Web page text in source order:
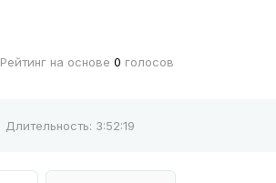
Рейтинг на основе 0 голосов
Длительность: 3:52:19